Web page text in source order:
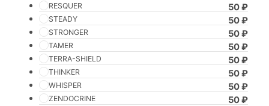
50₽
RESQUER
50₽
STEADY
50₽
STRONGER
50₽
TAMER
50₽
TERRA-SHIELD
50₽
THINKER
50₽
WHISPER
50₽
ZENDOCRINE